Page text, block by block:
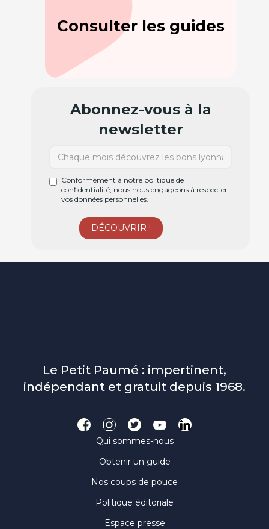
Consulter les guides
Abonnez-vous à la
newsletter
Conformément à notre politique de
confidentialité, nous nous engageons à respecter
vos données personnelles.
Le Petit Paumé : impertinent,
indépendant et gratuit depuis 1968.
Qui sommes-nous
Obtenir un guide
Nos coups de pouce
Politique éditoriale
Espace presse